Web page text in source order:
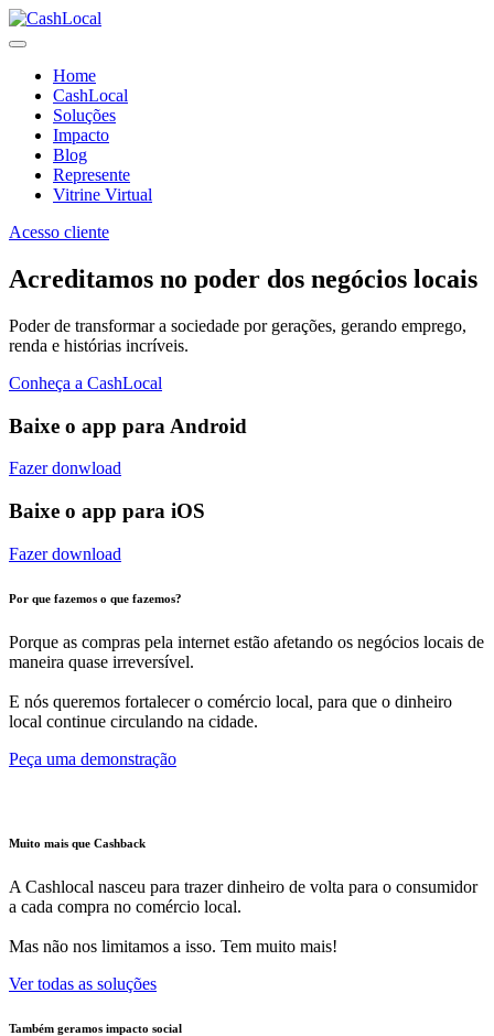
Home
CashLocal
Soluções
Impacto
Blog
Represente
Vitrine Virtual
Acesso cliente
Acreditamos no poder dos negócios locais
Poder de transformar a sociedade por gerações, gerando emprego,
renda e histórias incríveis.
Conheça a CashLocal
Baixe o app para Android
Fazer donwload
Baixe o app para iOS
Fazer download
Por que fazemos o que fazemos?
Porque as compras pela internet estão afetando os negócios locais de
maneira quase irreversível.
E nós queremos fortalecer o comércio local, para que o dinheiro
local continue circulando na cidade.
Peça uma demonstração
Muito mais que Cashback
A Cashlocal nasceu para trazer dinheiro de volta para o consumidor
a cada compra no comércio local.
Mas não nos limitamos a isso. Tem muito mais!
Ver todas as soluções
Também geramos impacto social